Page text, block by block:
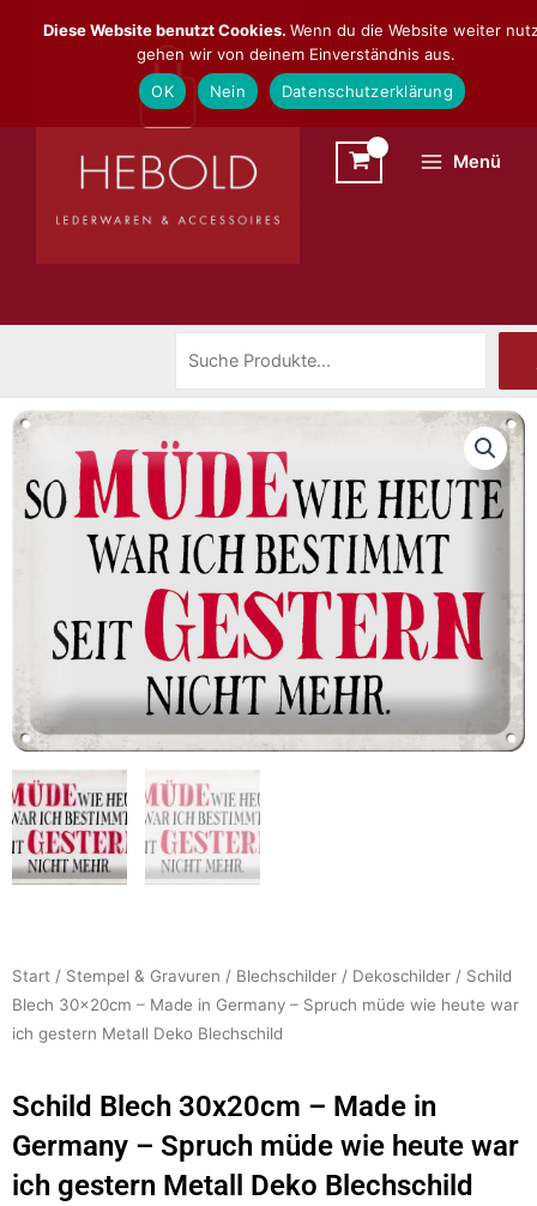
Inhalt
Menü
Start / Stempel & Gravuren / Blechschilder / Dekoschilder / Schild
Blech 30x20cm – Made in Germany – Spruch müde wie heute war
ich gestern Metall Deko Blechschild
Schild Blech 30x20cm – Made in
Germany – Spruch müde wie heute war
ich gestern Metall Deko Blechschild
Diese Website benutzt Cookies. Wenn du die Website weiter
gehen wir von deinem Einverständnis aus.
OK
Nein Datenschutzerklärung